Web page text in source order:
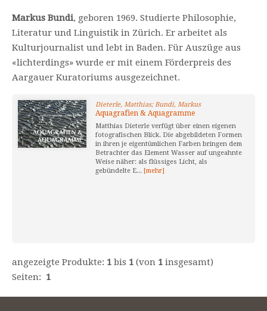
Markus Bundi, geboren 1969. Studierte Philosophie,
Literatur und Linguistik in Zürich. Er arbeitet als
Kulturjournalist und lebt in Baden. Für Auszüge aus
«lichterdings» wurde er mit einem Förderpreis des
Aargauer Kuratoriums ausgezeichnet.
Dieterle, Matthias; Bundi, Markus
Aquagrafien & Aquagramme
Matthias Dieterle verfügt über einen eigenen
fotografischen Blick. Die abgebildeten Formen
in ihren je eigentümlichen Farben bringen dem
Betrachter das Element Wasser auf ungeahnte
Weise näher: als flüssiges Licht, als
gebündelte E... [mehr]
angezeigte Produkte: 1 bis 1 (von 1 insgesamt)
Seiten: 1